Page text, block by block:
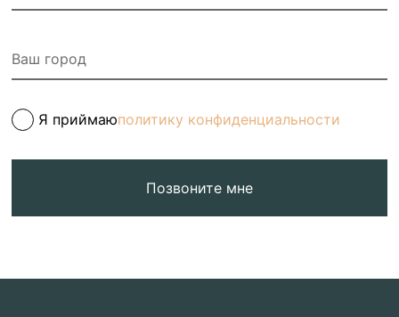
Я приймаюполитику конфиденциальности
Позвоните мне